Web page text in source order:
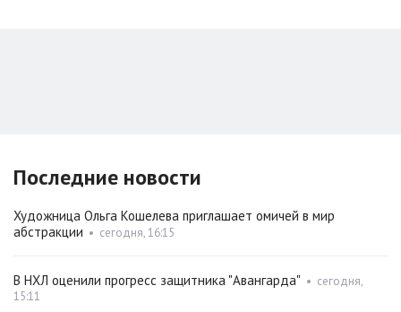
Последние новости
Художница Ольга Кошелева приглашает омичей в мир
абстракции • сегодня, 16:15
В НХЛ оценили прогресс защитника "Авангарда" • сегодня,
15:11